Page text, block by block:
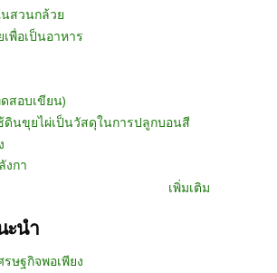
สวนกล้วย
พื่อเป็นอาหาร
สอบเขียน)
ดินขุยไผ่เป็นวัสดุในการปลูกบอนสี
งกา
เพิ่มเติม
ะนำ
ษฐกิจพอเพียง